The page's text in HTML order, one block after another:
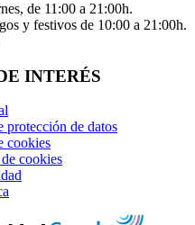
de 11:00 a 21:00h.
y festivos de 10:00 a 21:00h.
INTERÉS
protección de datos
cookies
cookies